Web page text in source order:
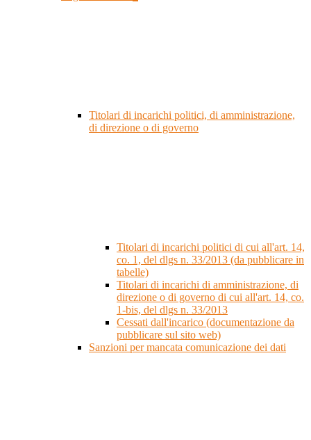
Titolari di incarichi politici, di amministrazione,
di direzione o di governo
Titolari di incarichi politici di cui all'art. 14,
co. 1, del dlgs n. 33/2013 (da pubblicare in
tabelle)
Titolari di incarichi di amministrazione, di
direzione o di governo di cui all'art. 14, co.
1-bis, del dlgs n. 33/2013
Cessati dall'incarico (documentazione da
pubblicare sul sito web)
Sanzioni per mancata comunicazione dei dati